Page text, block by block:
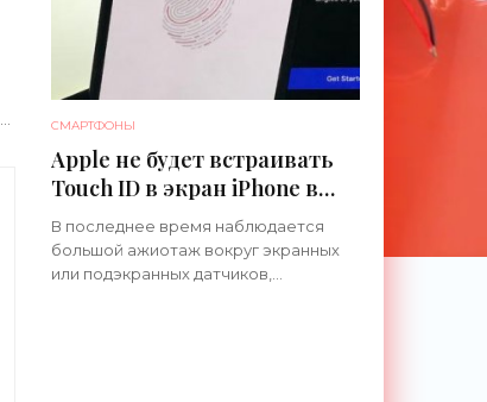
СМАРТФОНЫ
Apple не будет встраивать
Touch ID в экран iPhone в
этом году - «Смартфоны»
В последнее время наблюдается
большой ажиотаж вокруг экранных
или подэкранных датчиков,